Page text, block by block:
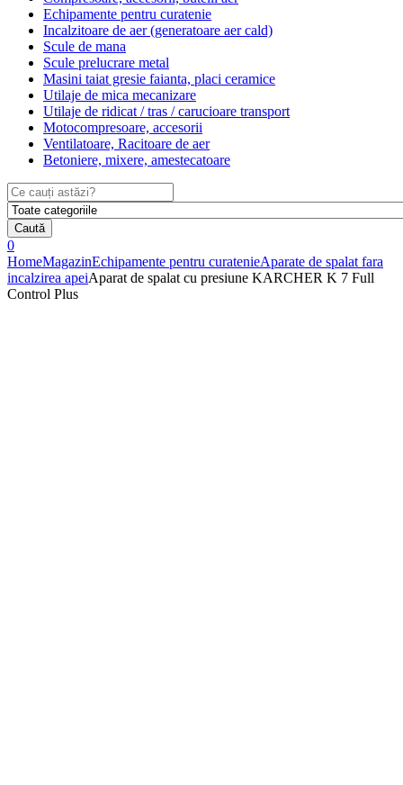
Echipamente pentru curatenie
Incalzitoare de aer (generatoare aer cald)
Scule de mana
Scule prelucrare metal
Masini taiat gresie faianta, placi ceramice
Utilaje de mica mecanizare
Utilaje de ridicat / tras / carucioare transport
Motocompresoare, accesorii
Ventilatoare, Racitoare de aer
Betoniere, mixere, amestecatoare
Search
for:
Caută
0
HomeMagazinEchipamente pentru curatenieAparate de spalat fara
incalzirea apeiAparat de spalat cu presiune KARCHER K 7 Full
Control Plus